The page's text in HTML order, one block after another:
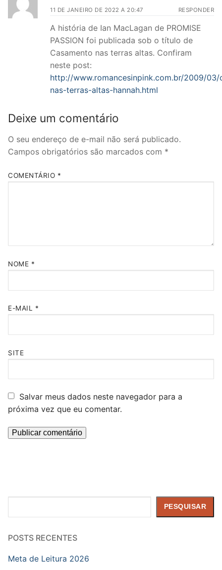
11 DE JANEIRO DE 2022 A 20:47 RESPONDER
A história de Ian MacLagan de PROMISE
PASSION foi publicada sob o título de
Casamento nas terras altas. Confiram
neste post:
http://www.romancesinpink.com.br/2009/03/
nas-terras-altas-hannah.html
Deixe um comentário
O seu endereço de e-mail não será publicado.
Campos obrigatórios são marcados com *
COMENTÁRIO *
NOME *
E-MAIL *
SITE
Salvar meus dados neste navegador para a
próxima vez que eu comentar.
PESQUISAR
POSTS RECENTES
Meta de Leitura 2026